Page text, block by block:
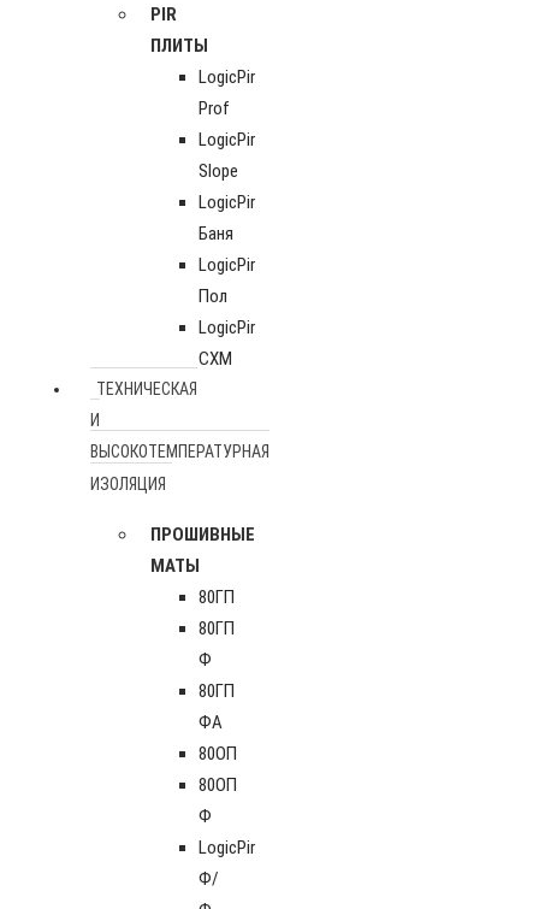
PIR
ПЛИТЫ
LogicPir
Prof
LogicPir
Slope
LogicPir
Баня
LogicPir
Пол
LogicPir
СХМ
ТЕХНИЧЕСКАЯ
И
ВЫСОКОТЕМПЕРАТУРНАЯ
ИЗОЛЯЦИЯ
ПРОШИВНЫЕ
МАТЫ
80ГП
80ГП
Ф
80ГП
ФА
80ОП
80ОП
Ф
LogicPir
Ф/